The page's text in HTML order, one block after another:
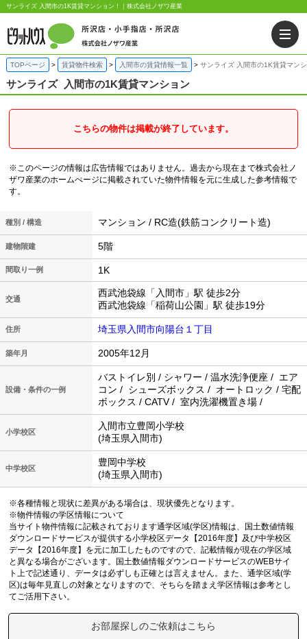
サンライズ 入間市の1K賃貸マンション！｜株式会社ノザワ産業
TOPページ 賃貸物件検索 入間市の賃貸情報一覧 サンライズ 入間市の1K賃貸マン
サンライズ 入間市の1K賃貸マンション
こちらの物件は掲載が終了しています。
※このページの情報は広告情報ではありません。過去から現在まで株式会社ノ
ザワ産業のホームぺージに掲載されていた物件情報を元に生成した参考情報で
す。
種別 / 構造 マンション / RC造(鉄筋コンクリート造)
建物階建 5階
間取り一例 1K
交通
西武池袋線「入間市」駅 徒歩2分
西武池袋線「稲荷山公園」駅 徒歩19分
住所 埼玉県入間市向陽台１丁目
築年月 2005年12月
設備・条件の一例
バストイレ別 / シャワー / 温水洗浄便座 / エア
コン / シューズボックス / オートロック / 宅配
ボックス / CATV / 室内洗濯機置き場 /
小学校区
入間市立豊岡小学校
(埼玉県入間市)
中学校区
豊岡中学校
(埼玉県入間市)
※各種情報と現状に差異がある場合は、現状優先となります。
※物件情報の学区情報について
当サイト物件情報に記載されております通学区域(学区)情報は、国土数値情報
ダウンロードサービスが提供する小学校区データ【2016年度】及び中学校区
データ【2016年度】を元に加工したものですので、記載情報が現在の学区域
と異なる場合がございます。国土数値情報ダウンロードサービスのWEBサイ
ト上で記述通り、データは必ずしも正確とは言えません。また、通学区域(学
区)は毎年見直しの対象となりますので、そちらを踏まえ学区情報は参考とし
てご活用下さい。
お部屋探しのご依頼はこちら